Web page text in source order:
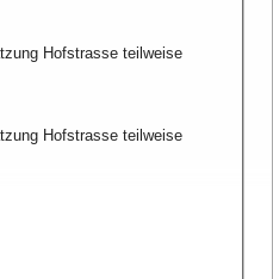
Hofstrasse teilweise
Hofstrasse teilweise